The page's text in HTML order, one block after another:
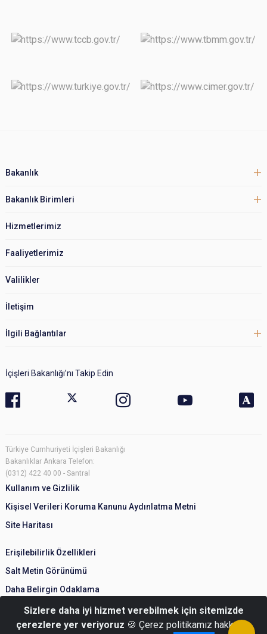
Bakanlık
Bakanlık Birimleri
Hizmetlerimiz
Faaliyetlerimiz
Valilikler
İletişim
İlgili Bağlantılar
İçişleri Bakanlığı’nı Takip Edin
Türkiye Cumhuriyeti İçişleri Bakanlığı
Bakanlıklar Ankara Telefon:
(0312) 422 40 00 - Santral
Kullanım ve Gizlilik
Kişisel Verileri Koruma Kanunu Aydınlatma Metni
Site Haritası
Erişilebilirlik Özellikleri
Salt Metin Görünümü
Daha Belirgin Odaklama
Sizlere daha iyi hizmet verebilmek için sitemizde
çerezlere yer veriyoruz 🍪 Çerez politikamız hakkında